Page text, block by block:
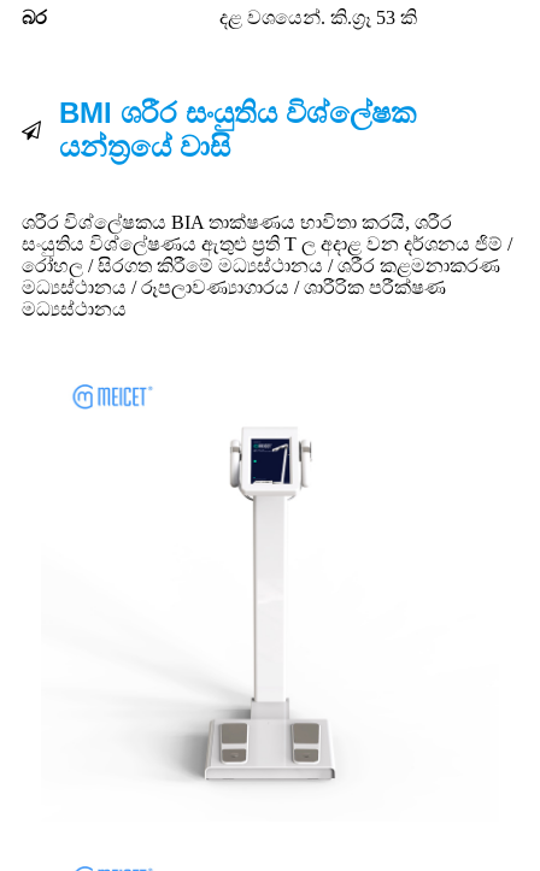
බර දළ වශයෙන්. කි.ග්‍රෑ 53 කි
BMI ශරීර සංයුතිය විශ්ලේෂක
යන්ත්‍රයේ වාසි
ශරීර විශ්ලේෂකය BIA තාක්ෂණය භාවිතා කරයි, ශරීර
සංයුතිය විශ්ලේෂණය ඇතුළු ප්‍රති T ල අදාළ වන දර්ශනය ජිම් /
රෝහල / සිරගත කිරීමේ මධ්‍යස්ථානය / ශරීර කළමනාකරණ
මධ්‍යස්ථානය / රූපලාවණ්‍යාගාරය / ශාරීරික පරීක්ෂණ
මධ්‍යස්ථානය